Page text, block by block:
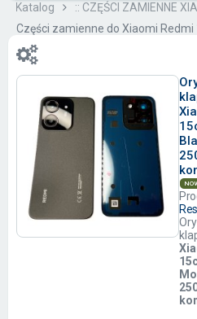
Katalog :: CZĘŚCI ZAMIENNE
Części zamienne do Xiaomi Redmi